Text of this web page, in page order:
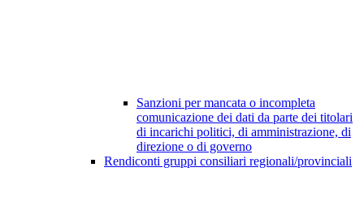
Sanzioni per mancata o incompleta
comunicazione dei dati da parte dei titolari
di incarichi politici, di amministrazione, di
direzione o di governo
Rendiconti gruppi consiliari regionali/provinciali